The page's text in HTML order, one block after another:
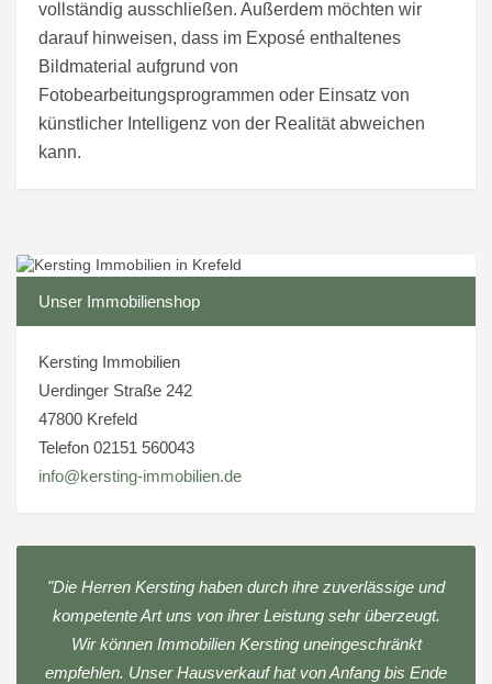
vollständig ausschließen. Außerdem möchten wir
darauf hinweisen, dass im Exposé enthaltenes
Bildmaterial aufgrund von
Fotobearbeitungsprogrammen oder Einsatz von
künstlicher Intelligenz von der Realität abweichen
kann.
Unser Immobilienshop
Kersting Immobilien
Uerdinger Straße 242
47800 Krefeld
Telefon 02151 560043
info@kersting-immobilien.de
"Die Herren Kersting haben durch ihre zuverlässige und
kompetente Art uns von ihrer Leistung sehr überzeugt.
Wir können Immobilien Kersting uneingeschränkt
empfehlen. Unser Hausverkauf hat von Anfang bis Ende